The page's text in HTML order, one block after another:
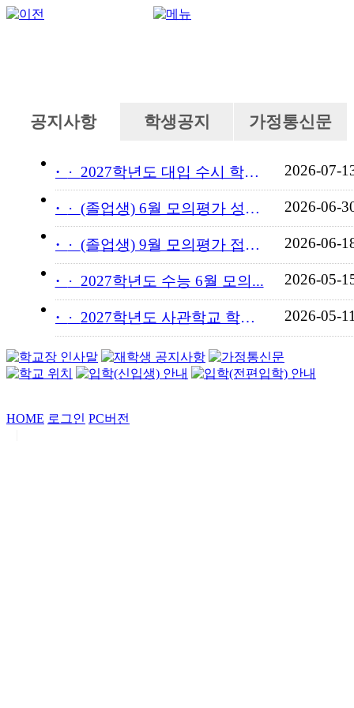
공지사항 학생공지 가정통신문
· 2027학년도 대입 수시 학교... 2026-07-
· (졸업생) 6월 모의평가 성적... 2026-06-
· (졸업생) 9월 모의평가 접수... 2026-06-
· 2027학년도 수능 6월 모의... 2026-05-
· 2027학년도 사관학교 학교장... 2026-05-
HOME 로그인 PC버전